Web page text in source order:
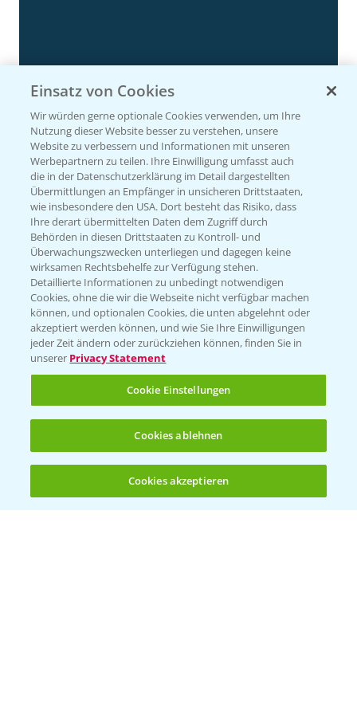
Rundgang Silomais Demo bei Neu-Ulm
23.09.2024
5:54
Rundgang - Silomais Demo Region
Augsburg
24.09.2024
(noch 4)
Einsatz von Cookies
Wir würden gerne optionale Cookies verwenden, um Ihre
Nutzung dieser Website besser zu verstehen, unsere
Website zu verbessern und Informationen mit unseren
Werbepartnern zu teilen. Ihre Einwilligung umfasst auch
die in der Datenschutzerklärung im Detail dargestellten
Übermittlungen an Empfänger in unsicheren Drittstaaten,
wie insbesondere den USA. Dort besteht das Risiko, dass
Ihre derart übermittelten Daten dem Zugriff durch
Behörden in diesen Drittstaaten zu Kontroll- und
Überwachungszwecken unterliegen und dagegen keine
wirksamen Rechtsbehelfe zur Verfügung stehen.
Detaillierte Informationen zu unbedingt notwendigen
Cookies, ohne die wir die Webseite nicht verfügbar machen
können, und optionalen Cookies, die unten abgelehnt oder
akzeptiert werden können, und wie Sie Ihre Einwilligungen
jeder Zeit ändern oder zurückziehen können, finden Sie in
unserer Privacy Statement
Cookie Einstellungen
Cookies ablehnen
Cookies akzeptieren